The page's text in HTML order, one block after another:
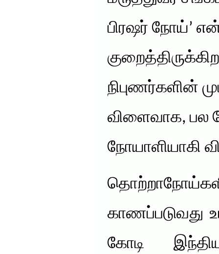
பிரஷர் நோய்’
நிபுணர்களின்
விளைவாக, பல
நோயாளியாகி
காணப்படுவது
கோடி